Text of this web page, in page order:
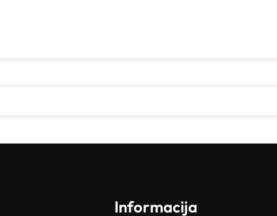
Informacija